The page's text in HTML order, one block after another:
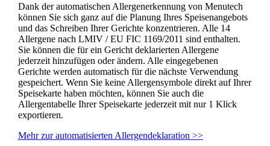
Dank der automatischen Allergenerkennung von Menutech
können Sie sich ganz auf die Planung Ihres Speisenangebots
und das Schreiben Ihrer Gerichte konzentrieren. Alle 14
Allergene nach LMIV / EU FIC 1169/2011 sind enthalten.
Sie können die für ein Gericht deklarierten Allergene
jederzeit hinzufügen oder ändern. Alle eingegebenen
Gerichte werden automatisch für die nächste Verwendung
gespeichert. Wenn Sie keine Allergensymbole direkt auf Ihrer
Speisekarte haben möchten, können Sie auch die
Allergentabelle Ihrer Speisekarte jederzeit mit nur 1 Klick
exportieren.
Mehr zur automatisierten Allergendeklaration >>